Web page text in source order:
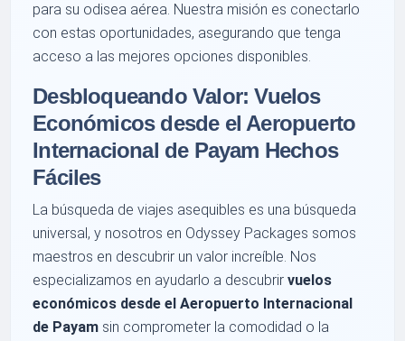
para su odisea aérea. Nuestra misión es conectarlo
con estas oportunidades, asegurando que tenga
acceso a las mejores opciones disponibles.
Desbloqueando Valor: Vuelos
Económicos desde el Aeropuerto
Internacional de Payam Hechos
Fáciles
La búsqueda de viajes asequibles es una búsqueda
universal, y nosotros en Odyssey Packages somos
maestros en descubrir un valor increíble. Nos
especializamos en ayudarlo a descubrirvuelos
económicos desde el Aeropuerto Internacional
de Payam sin comprometer la comodidad o la